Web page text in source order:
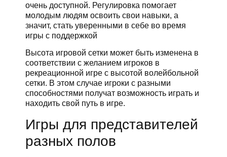
очень доступной. Регулировка помогает
молодым людям освоить свои навыки, а
значит, стать уверенными в себе во время
игры с поддержкой
Высота игровой сетки может быть изменена в
соответствии с желанием игроков в
рекреационной игре с высотой волейбольной
сетки. В этом случае игроки с разными
способностями получат возможность играть и
находить свой путь в игре.
Игры для представителей
разных полов